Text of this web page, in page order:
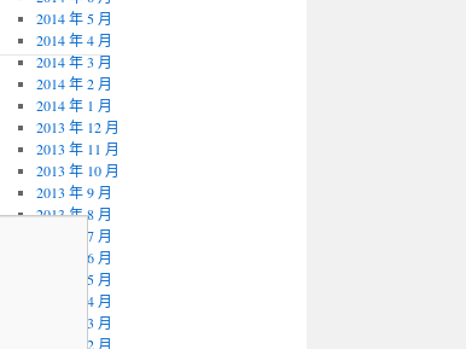
2014 年 5 月
2014 年 4 月
2014 年 3 月
2014 年 2 月
2014 年 1 月
2013 年 12 月
2013 年 11 月
2013 年 10 月
2013 年 9 月
2013 年 8 月
2013 年 7 月
2013 年 6 月
2013 年 5 月
2013 年 4 月
2013 年 3 月
2013 年 2 月